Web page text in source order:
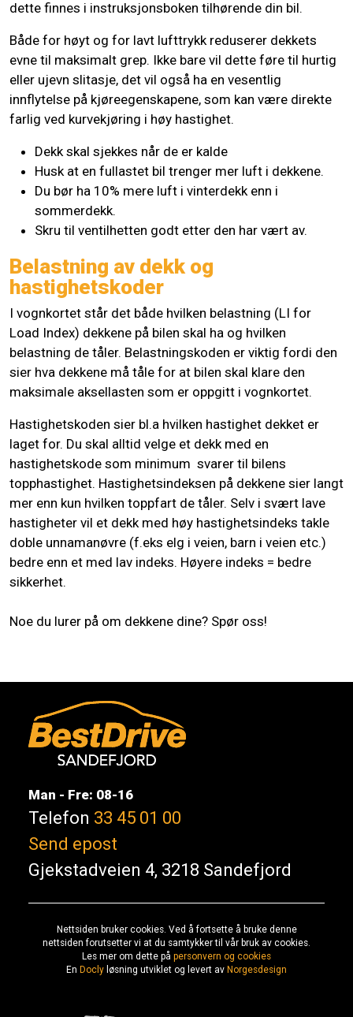
dette finnes i instruksjonsboken tilhørende din bil.
Både for høyt og for lavt lufttrykk reduserer dekkets
evne til maksimalt grep. Ikke bare vil dette føre til hurtig
eller ujevn slitasje, det vil også ha en vesentlig
innflytelse på kjøreegenskapene, som kan være direkte
farlig ved kurvekjøring i høy hastighet.
Dekk skal sjekkes når de er kalde
Husk at en fullastet bil trenger mer luft i dekkene.
Du bør ha 10% mere luft i vinterdekk enn i
sommerdekk.
Skru til ventilhetten godt etter den har vært av.
Belastning av dekk og
hastighetskoder
I vognkortet står det både hvilken belastning (LI for
Load Index) dekkene på bilen skal ha og hvilken
belastning de tåler. Belastningskoden er viktig fordi den
sier hva dekkene må tåle for at bilen skal klare den
maksimale aksellasten som er oppgitt i vognkortet.
Hastighetskoden sier bl.a hvilken hastighet dekket er
laget for. Du skal alltid velge et dekk med en
hastighetskode som minimum svarer til bilens
topphastighet. Hastighetsindeksen på dekkene sier langt
mer enn kun hvilken toppfart de tåler. Selv i svært lave
hastigheter vil et dekk med høy hastighetsindeks takle
doble unnamanøvre (f.eks elg i veien, barn i veien etc.)
bedre enn et med lav indeks. Høyere indeks = bedre
sikkerhet.
Noe du lurer på om dekkene dine? Spør oss!
Man - Fre: 08-16
Telefon 33 45 01 00
Send epost
Gjekstadveien 4, 3218 Sandefjord
Nettsiden bruker cookies. Ved å fortsette å bruke denne
nettsiden forutsetter vi at du samtykker til vår bruk av cookies.
Les mer om dette på personvern og cookies
En Docly løsning utviklet og levert av Norgesdesign